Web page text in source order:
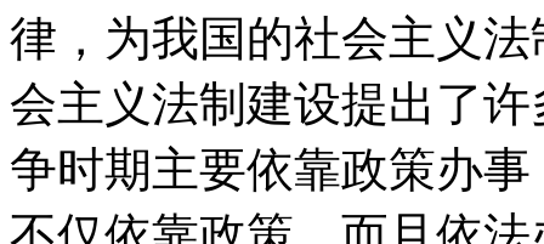
律，为我国的社会主义
会主义法制建设提出了
争时期主要依靠政策办